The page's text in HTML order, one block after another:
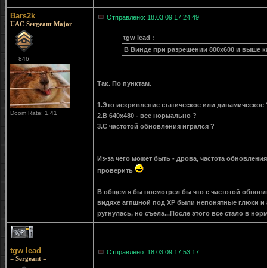
Bars2k
UAC Sergeant Major
846
Doom Rate: 1.41
Отправлено: 18.03.09 17:24:49
tgw lead :
В Винде при разрешении 800х600 и выше
Так. По пунктам.
1.Это искривление статическое или динамическое
2.В 640х480 - все нормально ?
3.С частотой обновления игрался ?
Из-за чего может быть - дрова, частота
проверить
В общем я бы посмотрел бы что с частотой
видяхе агпшной под ХР были непонятные глюки
ругнулась, но съела...После этого все стало в
1
tgw lead
= Sergeant =
Отправлено: 18.03.09 17:53:17